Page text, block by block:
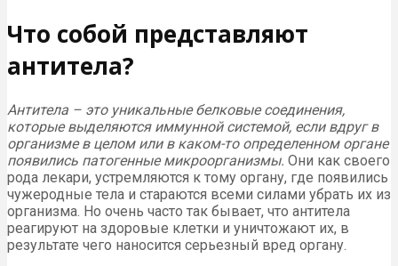
Что собой представляют
антитела?
Антитела – это уникальные белковые соединения,
которые выделяются иммунной системой, если вдруг в
организме в целом или в каком-то определенном органе
появились патогенные микроорганизмы. Они как своего
рода лекари, устремляются к тому органу, где появились
чужеродные тела и стараются всеми силами убрать их из
организма. Но очень часто так бывает, что антитела
реагируют на здоровые клетки и уничтожают их, в
результате чего наносится серьезный вред органу.